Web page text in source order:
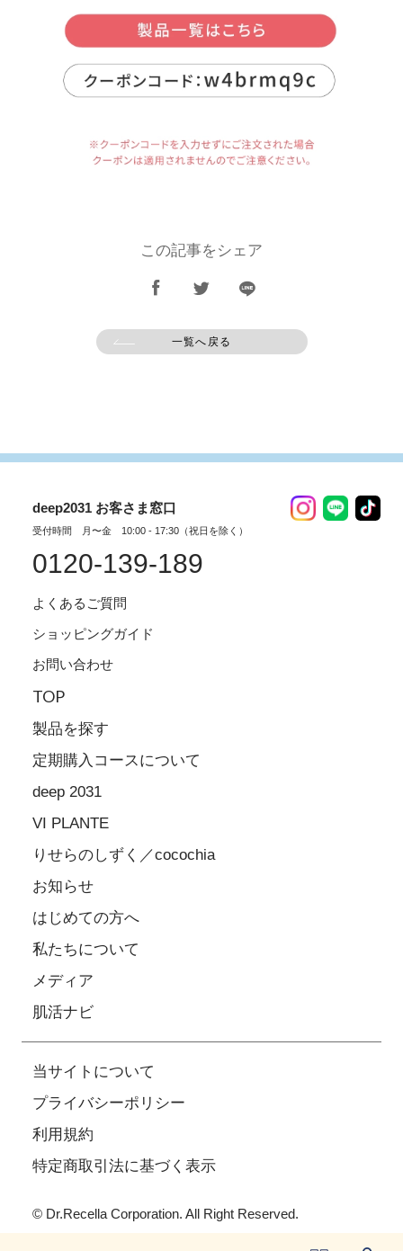
この記事をシェア
一覧へ戻る
deep2031 お客さま窓口
受付時間 月〜金 10:00 - 17:30（祝日を除く）
0120-139-189
よくあるご質問
ショッピングガイド
お問い合わせ
TOP
製品を探す
定期購入コースについて
deep 2031
VI PLANTE
りせらのしずく／cocochia
お知らせ
はじめての方へ
私たちについて
メディア
肌活ナビ
当サイトについて
プライバシーポリシー
利用規約
特定商取引法に基づく表示
© Dr.Recella Corporation. All Right Reserved.